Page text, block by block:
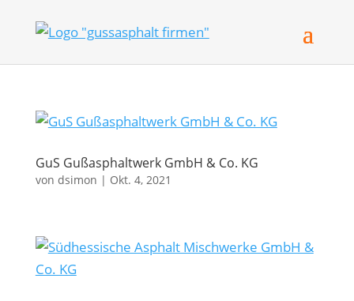
GuS Gußasphaltwerk GmbH & Co. KG
von dsimon | Okt. 4, 2021